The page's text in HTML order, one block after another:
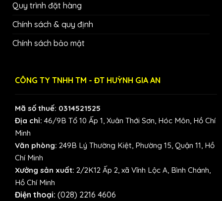
Quy trình đặt hàng
Chính sách & quy định
Chính sách bảo mật
CÔNG TY TNHH TM - ĐT HUỲNH GIA AN
Mã số thuế: 0314521525
Địa chỉ: 46/9B Tổ 10 Ấp 1, Xuân Thới Sơn, Hóc Môn, Hồ Chí
Minh
Văn phòng: 249B Lý Thường Kiệt, Phường 15, Quận 11, Hồ
Chí Minh
Xưởng sản xuất: 2/2K12 Ấp 2, xã Vĩnh Lộc A, Bình Chánh,
Hồ Chí Minh
Điện thoại: (028) 2216 4606